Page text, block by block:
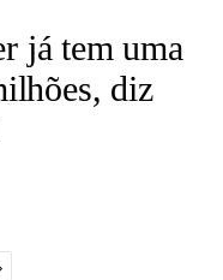
já tem uma
diz